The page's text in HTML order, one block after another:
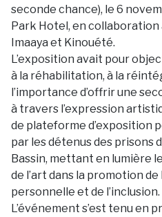
seconde chance), le 6
Park Hotel, en collaboration
Imaaya et Kinouété.
L’exposition avait pour
à la réhabilitation, à la
l’importance d’offrir une
à travers l’expression
de plateforme d’exposition
par les détenus des prisons
Bassin, mettant en lumière
de l’art dans la promotion
personnelle et de l’inclusion.
L’événement s’est tenu en